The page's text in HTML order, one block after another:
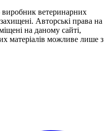
ветеринарних
Авторські права на
на даному сайті,
матеріалів можливе лише з